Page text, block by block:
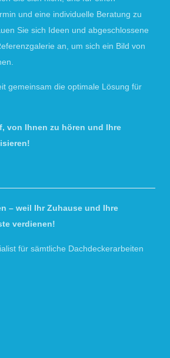
und eine individuelle Beratung zu
Sie sich Ideen und abgeschlossene
an, um sich ein Bild von
gemeinsam die optimale Lösung für
von Ihnen zu hören und Ihre
– weil Ihr Zuhause und Ihre
verdienen!
für sämtliche Dachdeckerarbeiten